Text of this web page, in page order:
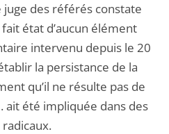
juge des référés constate
état d’aucun élément
intervenu depuis le 20
la persistance de la
qu’il ne résulte pas de
ait été impliquée dans des